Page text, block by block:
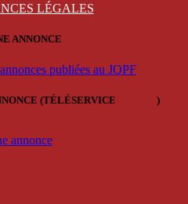
LÉGALES
ANNONCE
publiées au JOPF
(TÉLÉSERVICE )
annonce